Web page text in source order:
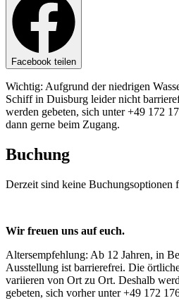
Facebook teilen
Wichtig: Aufgrund der niedrigen
Schiff in Duisburg leider nicht
werden gebeten, sich unter +49 172
dann gerne beim Zugang.
Buchung
Derzeit sind keine Buchungsoptionen
Wir freuen uns auf euch.
Altersempfehlung: Ab 12 Jahren, in
Ausstellung ist barrierefrei. Die
variieren von Ort zu Ort. Deshalb
gebeten, sich vorher unter +49 172